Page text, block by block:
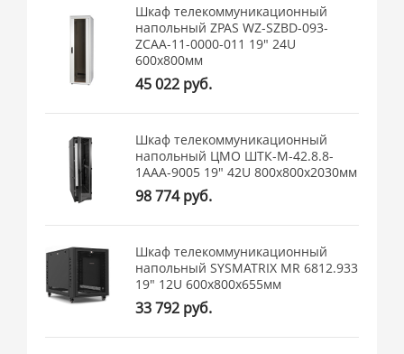
Шкаф телекоммуникационный
напольный ZPAS WZ-SZBD-093-
ZCAA-11-0000-011 19" 24U
600x800мм
45 022 руб.
Шкаф телекоммуникационный
напольный ЦМО ШТК-М-42.8.8-
1ААА-9005 19" 42U 800x800x2030мм
98 774 руб.
Шкаф телекоммуникационный
напольный SYSMATRIX MR 6812.933
19" 12U 600x800x655мм
33 792 руб.